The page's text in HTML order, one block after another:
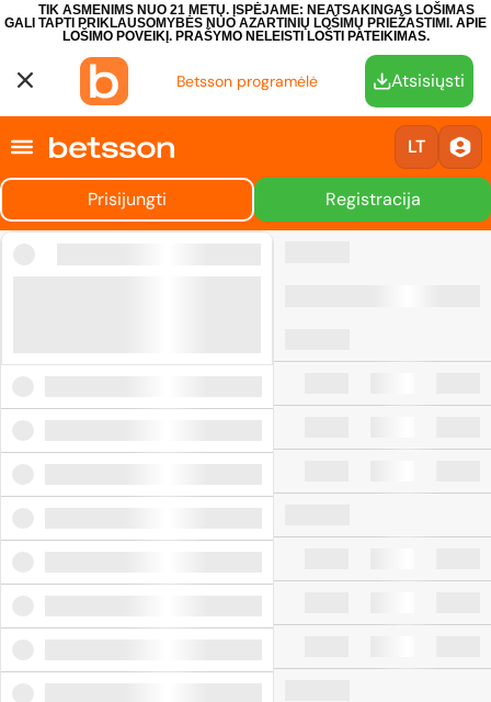
TIK ASMENIMS NUO 21 METŲ. ĮSPĖJAME: NEATSAKINGAS LOŠIMAS
GALI TAPTI PRIKLAUSOMYBĖS NUO AZARTINIŲ LOŠIMŲ PRIEŽASTIMI. APIE
LOŠIMO POVEIKĮ. PRAŠYMO NELEISTI LOŠTI PATEIKIMAS.
Betsson programėlė Atsisiųsti
LT
Prisijungti Registracija